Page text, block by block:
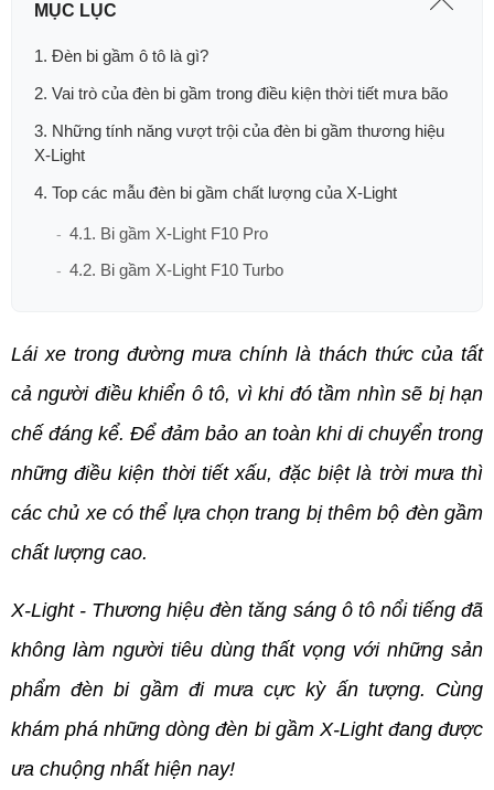
MỤC LỤC
1. Đèn bi gầm ô tô là gì?
2. Vai trò của đèn bi gầm trong điều kiện thời tiết mưa bão
3. Những tính năng vượt trội của đèn bi gầm thương hiệu
X-Light
4. Top các mẫu đèn bi gầm chất lượng của X-Light
4.1. Bi gầm X-Light F10 Pro
4.2. Bi gầm X-Light F10 Turbo
Lái xe trong đường mưa chính là thách thức của tất
cả người điều khiển ô tô, vì khi đó tầm nhìn sẽ bị hạn
chế đáng kể. Để đảm bảo an toàn khi di chuyển trong
những điều kiện thời tiết xấu, đặc biệt là trời mưa thì
các chủ xe có thể lựa chọn trang bị thêm bộ đèn gầm
chất lượng cao.
X-Light - Thương hiệu đèn tăng sáng ô tô nổi tiếng đã
không làm người tiêu dùng thất vọng với những sản
phẩm đèn bi gầm đi mưa cực kỳ ấn tượng. Cùng
khám phá những dòng đèn bi gầm X-Light đang được
ưa chuộng nhất hiện nay!